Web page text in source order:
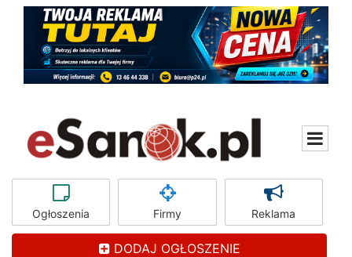
Ogłoszenia Firmy Reklama
DODAJ OGŁOSZENIE